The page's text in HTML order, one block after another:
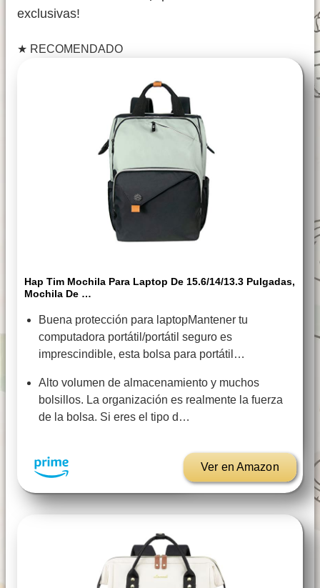
exclusivas!
★ RECOMENDADO
Hap Tim Mochila Para Laptop De 15.6/14/13.3 Pulgadas,
Mochila De …
Buena protección para laptopMantener tu
computadora portátil/portátil seguro es
imprescindible, esta bolsa para portátil…
Alto volumen de almacenamiento y muchos
bolsillos. La organización es realmente la fuerza
de la bolsa. Si eres el tipo d…
Ver en Amazon